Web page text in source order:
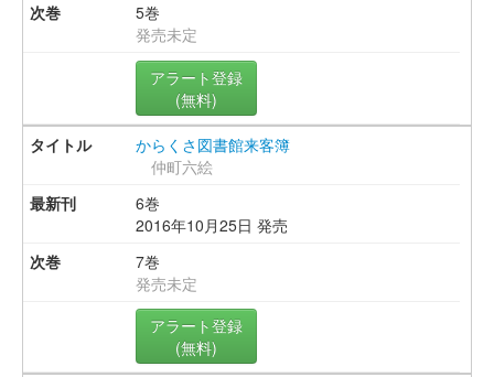
5巻
発売未定
アラート登録
(無料)
からくさ図書館来客簿
仲町六絵
6巻
2016年10月25日 発売
7巻
発売未定
アラート登録
(無料)